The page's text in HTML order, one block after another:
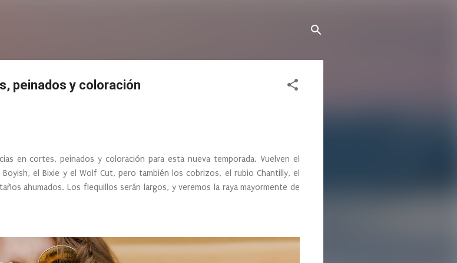
peinados y coloración
en cortes, peinados y coloración para esta nueva temporada. Vuelven el
el Bixie y el Wolf Cut, pero también los cobrizos, el rubio Chantilly, el
ahumados. Los flequillos serán largos, y veremos la raya mayormente de